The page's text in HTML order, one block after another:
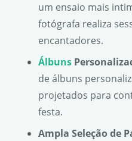
um ensaio mais
fotógrafa realiza
encantadores.
Álbuns
de álbuns
projetados para
festa.
Ampla Seleção de